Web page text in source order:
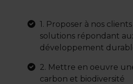
1. Proposer à nos
solutions répondant
développement
2. Mettre en oeuvre
carbon et biodiversité